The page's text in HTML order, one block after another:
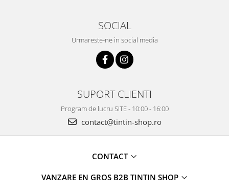
SOCIAL
Urmareste-ne in social media
SUPORT CLIENTI
Program de lucru SITE - 10:00 - 16:00
contact@tintin-shop.ro
CONTACT
VANZARE EN GROS B2B TINTIN SHOP